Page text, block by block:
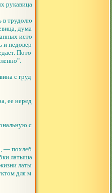
рукавица
в трудолю
дума
исто
и недовер
Пото
с груд
ее неред
с
— похлеб
латыша
латы
для м